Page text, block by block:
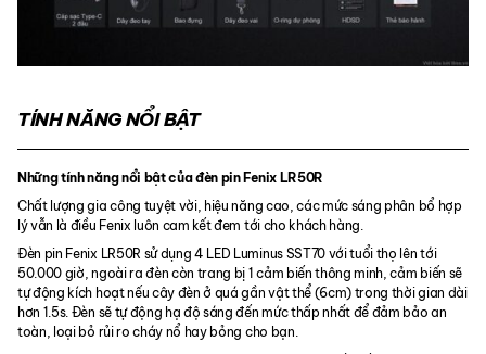
TÍNH NĂNG NỔI BẬT
Những tính năng nổi bật của đèn pin Fenix LR50R
Chất lượng gia công tuyệt vời, hiệu năng cao, các mức sáng phân bổ hợp
lý vẫn là điều Fenix luôn cam kết đem tới cho khách hàng.
Đèn pin Fenix LR50R sử dụng 4 LED Luminus SST70 với tuổi thọ lên tới
50.000 giờ, ngoài ra đèn còn trang bị 1 cảm biến thông minh, cảm biến sẽ
tự động kích hoạt nếu cây đèn ở quá gần vật thể (6cm) trong thời gian dài
hơn 1.5s. Đèn sẽ tự động hạ độ sáng đến mức thấp nhất để đảm bảo an
toàn, loại bỏ rủi ro cháy nổ hay bỏng cho bạn.